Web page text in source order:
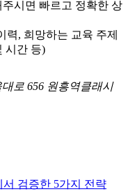
시면 빠르고 정확한 상
력, 희망하는 교육 주제
시간 등)
로 656 원흥역클래시